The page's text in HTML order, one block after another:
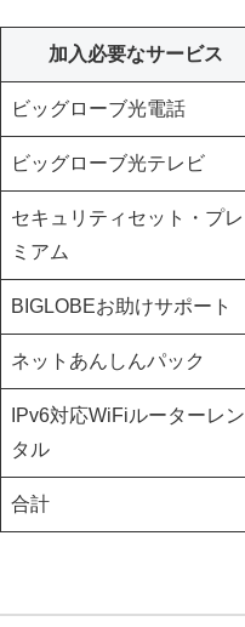
加入必要なサービス
ビッグローブ光電話
ビッグローブ光テレビ
セキュリティセット・プレ
ミアム
BIGLOBEお助けサポート
ネットあんしんパック
IPv6対応WiFiルーターレン
タル
合計